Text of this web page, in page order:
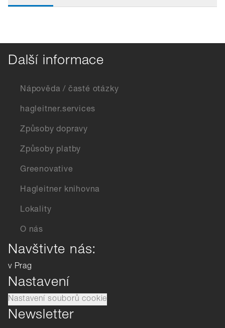
Další informace
Nápověda / časté otázky
hagleitner.services
Způsoby dopravy
Způsoby platby
Greenovative
Hagleitner knihovna
Lokality
O nás
Navštivte nás:
v Prag
Nastavení
Nastavení souborů cookie
Newsletter